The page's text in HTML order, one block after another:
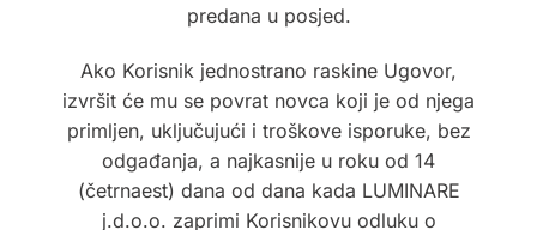
predana u posjed.
Ako Korisnik jednostrano raskine Ugovor,
izvršit će mu se povrat novca koji je od njega
primljen, uključujući i troškove isporuke, bez
odgađanja, a najkasnije u roku od 14
(četrnaest) dana od dana kada LUMINARE
j.d.o.o. zaprimi Korisnikovu odluku o